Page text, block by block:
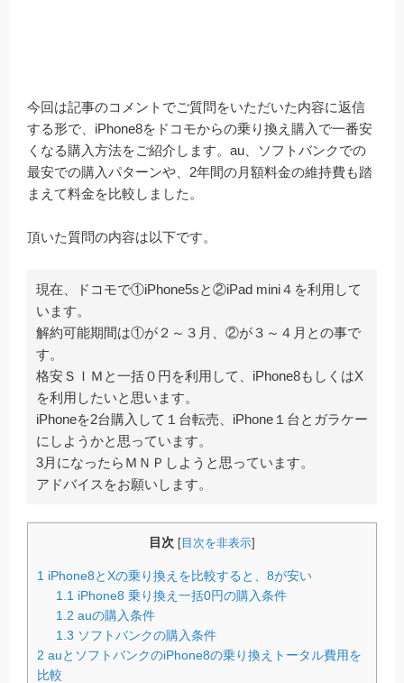
今回は記事のコメントでご質問をいただいた内容に返信
する形で、iPhone8をドコモからの乗り換え購入で一番安
くなる購入方法をご紹介します。au、ソフトバンクでの
最安での購入パターンや、2年間の月額料金の維持費も踏
まえて料金を比較しました。
頂いた質問の内容は以下です。
現在、ドコモで①iPhone5sと②iPad mini４を利用して
います。
解約可能期間は①が２～３月、②が３～４月との事で
す。
格安ＳＩＭと一括０円を利用して、iPhone8もしくはX
を利用したいと思います。
iPhoneを2台購入して１台転売、iPhone１台とガラケー
にしようかと思っています。
3月になったらＭＮＰしようと思っています。
アドバイスをお願いします。
目次 [目次を非表示]
1 iPhone8とXの乗り換えを比較すると、8が安い
1.1 iPhone8 乗り換え一括0円の購入条件
1.2 auの購入条件
1.3 ソフトバンクの購入条件
2 auとソフトバンクのiPhone8の乗り換えトータル費用を
比較